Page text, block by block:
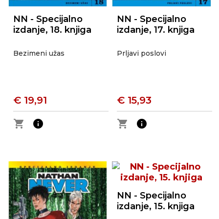
NN - Specijalno
izdanje, 18. knjiga
Bezimeni užas
€ 19,91
shopping_cart
info
NN - Specijalno
izdanje, 17. knjiga
Prljavi poslovi
€ 15,93
shopping_cart
info
NN - Specijalno
izdanje, 15. knjiga